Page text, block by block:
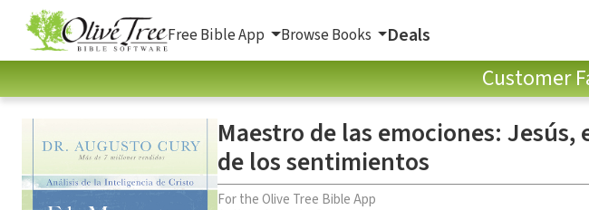
Free Bible App Browse Books Deals
Customer
Maestro de las emociones:
de los sentimientos
For the Olive Tree Bible App